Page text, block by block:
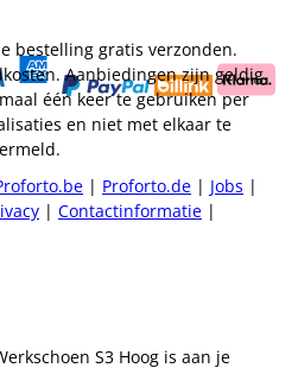
bestelling gratis verzonden.
Aanbiedingen zijn geldig
één keer te gebruiken per
en niet met elkaar te
| Proforto.de | Jobs |
| Contactinformatie |
S3 Hoog is aan je